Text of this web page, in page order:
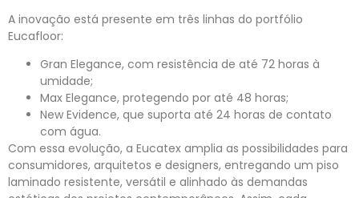
A inovação está presente em três linhas do portfólio
Eucafloor:
Gran Elegance, com resistência de até 72 horas à
umidade;
Max Elegance, protegendo por até 48 horas;
New Evidence, que suporta até 24 horas de contato
com água.
Com essa evolução, a Eucatex amplia as possibilidades para
consumidores, arquitetos e designers, entregando um piso
laminado resistente, versátil e alinhado às demandas